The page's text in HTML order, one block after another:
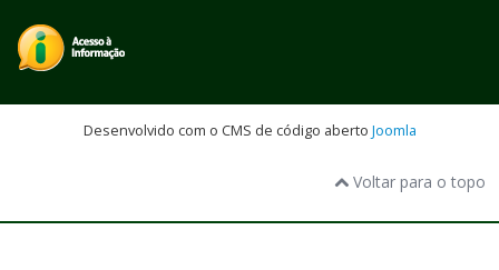
Desenvolvido com o CMS de código aberto Joomla
Voltar para o topo